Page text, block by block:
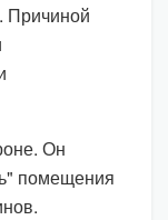
Причиной
Он
помещения